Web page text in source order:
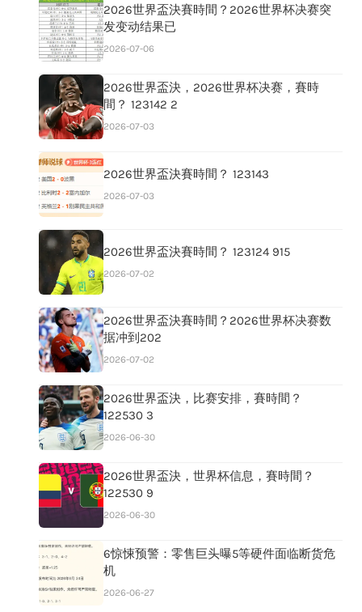
2026世界盃決賽時間？2026世界杯决赛突
发变动结果已
2026-07-06
2026世界盃決，2026世界杯决赛，賽時
間？ 123142 2
2026-07-03
2026世界盃決賽時間？ 123143
2026-07-03
2026世界盃決賽時間？ 123124 915
2026-07-02
2026世界盃決賽時間？2026世界杯决赛数
据冲到202
2026-07-02
2026世界盃決，比赛安排，賽時間？
122530 3
2026-06-30
2026世界盃決，世界杯信息，賽時間？
122530 9
2026-06-30
6惊悚预警：零售巨头曝5等硬件面临断货危
机
2026-06-27